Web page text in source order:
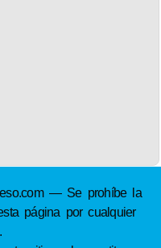
— Se prohíbe la
página por cualquier